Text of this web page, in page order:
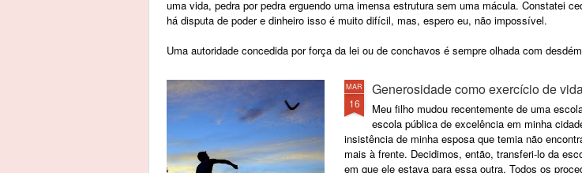
para si mesmas. Isso não é
comunicação.
porque gostam de reclamar, fazer
fofoca, encher o saco de alguma
fulano
que tem
um
vídeos
mostra
uma vida, pedra por pedra erguendo uma imensa estrutura sem uma mácula. Constatei
há disputa de poder e dinheiro isso é muito difícil, mas, espero eu, não impossível.
Uma autoridade concedida por força da lei ou de conchavos é sempre olhada com
MAR
16
Generosidade como exercício de
Meu filho mudou recentemente de uma
escola pública de excelência em minha
insistência de minha esposa que temia não
mais à frente. Decidimos, então, transferi-lo da
em que ele estava para essa outra. Todos os